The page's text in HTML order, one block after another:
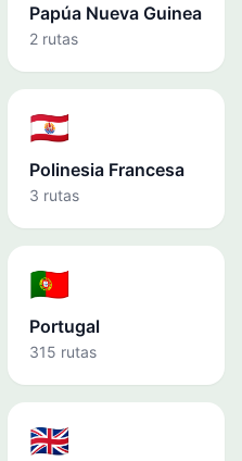
Papúa Nueva Guinea
2 rutas
🇵🇫
Polinesia Francesa
3 rutas
🇵🇹
Portugal
315 rutas
🇬🇧